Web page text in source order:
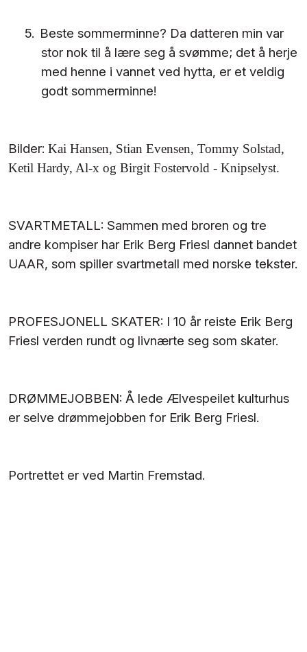
5. Beste sommerminne? Da datteren min var
stor nok til å lære seg å svømme; det å herje
med henne i vannet ved hytta, er et veldig
godt sommerminne!
Bilder: Kai Hansen, Stian Evensen, Tommy Solstad,
Ketil Hardy, Al-x og Birgit Fostervold - Knipselyst.
SVARTMETALL: Sammen med broren og tre
andre kompiser har Erik Berg Friesl dannet bandet
UAAR, som spiller svartmetall med norske tekster.
PROFESJONELL SKATER: I 10 år reiste Erik Berg
Friesl verden rundt og livnærte seg som skater.
DRØMMEJOBBEN: Å lede Ælvespeilet kulturhus
er selve drømmejobben for Erik Berg Friesl.
Portrettet er ved Martin Fremstad.